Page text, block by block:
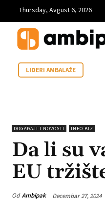
Thursday, Avgust 6, 2026
LIDERI AMBALAŽE
DOGAĐAJI I NOVOSTI INFO BIZ
Da li su
EU
Od Ambipak Decembar 27, 2024